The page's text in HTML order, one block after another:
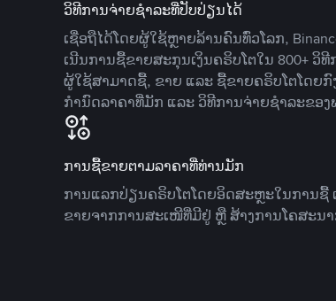
ວິທີການຈ່າຍຊຳລະທີ່ປັບປ່ຽນໄດ້
ເຊື່ອຖືໄດ້ໂດຍຜູ້ໃຊ້ຫຼາຍລ້ານຄົນທົ່ວໂລກ,
ເນີນການຊື້ຂາຍສະກຸນເງິນຄຣິບໂຕໃນ 800+ ວິທີ
ຜູ້ໃຊ້ສາມາດຊື້, ຂາຍ ແລະ ຊື້ຂາຍຄຣິບໂຕໂດຍ
ກໍານົດລາຄາທີ່ມັກ ແລະ ວິທີການຈ່າຍຊຳລະຂອງ
ການຊື້ຂາຍຕາມລາຄາທີ່ທ່ານມັກ
ການແລກປ່ຽນຄຣິບໂຕໂດຍອິດສະຫຼະໃນການຊື້
ຂາຍຈາກການສະເໜີທີ່ມີຢູ່ ຫຼື ສ້າງການໂຄສະນ